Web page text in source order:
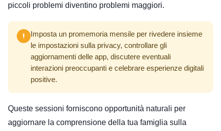
piccoli problemi diventino problemi maggiori.
Imposta un promemoria mensile per rivedere insieme
le impostazioni sulla privacy, controllare gli
aggiornamenti delle app, discutere eventuali
interazioni preoccupanti e celebrare esperienze digitali
positive.
Queste sessioni forniscono opportunità naturali per
aggiornare la comprensione della tua famiglia sulla